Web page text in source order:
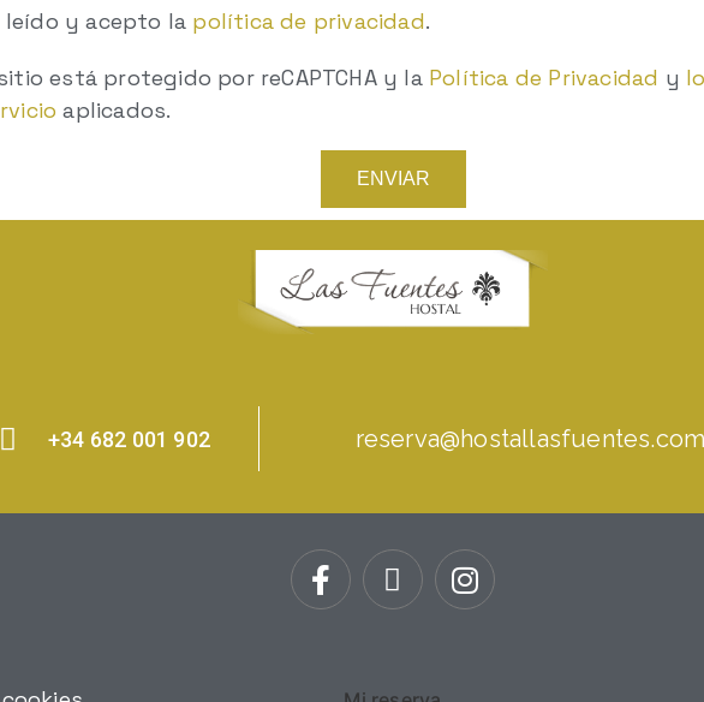
leído y acepto la política de privacidad.
está protegido por reCAPTCHA y la Política de Privacidad y
aplicados.
ENVIAR
+34 682 001 902 reserva@hostallasfuentes.com